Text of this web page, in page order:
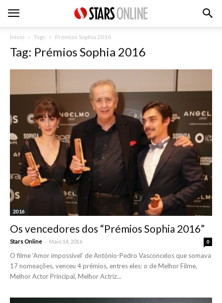
Inicio Tags Prémios Sophia 2016
Tag: Prémios Sophia 2016
2016
Os vencedores dos “Prémios Sophia 2016”
Stars Online - Maio 14, 2016 0
O filme ‘Amor impossível‘ de António-Pedro Vasconcelos que somava
17 nomeações, venceu 4 prémios, entres eles: o de Melhor Filme,
Melhor Actor Principal, Melhor Actriz...